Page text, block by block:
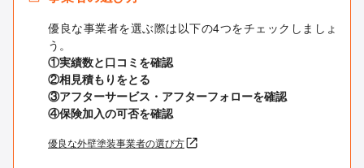
優良な事業者を選ぶ際は以下の4つをチェックしましょ
う。
①実績数と口コミを確認
②相見積もりをとる
③アフターサービス・アフターフォローを確認
④保険加入の可否を確認
優良な外壁塗装事業者の選び方